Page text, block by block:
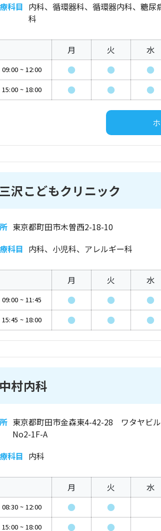
科目 内科、循環器科、循環器内科、糖尿
科
月 火 水
09:00 ~ 12:00 ● ● ●
15:00 ~ 18:00 ● ● ●
三沢こどもクリニック
東京都町田市木曽西2-18-10
科目 内科、小児科、アレルギー科
月 火 水
09:00 ~ 11:45 ● ● ●
15:45 ~ 18:00 ● ● ●
中村内科
東京都町田市金森東4-42-28 ワタヤビル
No2-1F-A
科目 内科
月 火 水
08:30 ~ 12:00 ● ●
15:00 ~ 18:00 ● ●